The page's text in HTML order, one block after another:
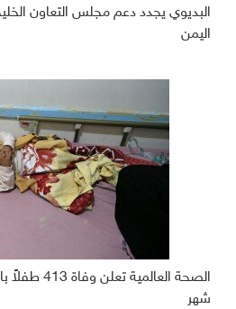
البديوي يجدد دعم مجلس التعاون
اليمن
الصحة
شهر